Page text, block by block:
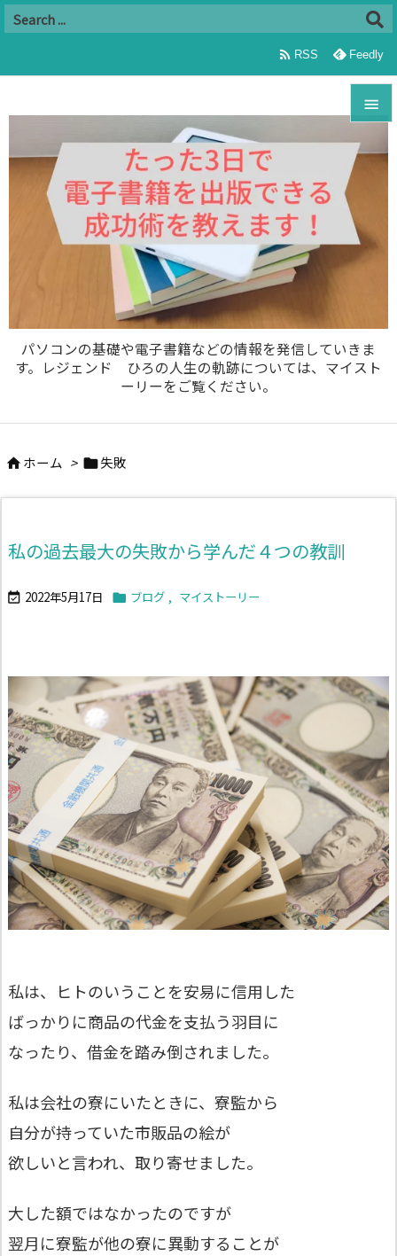
パソコンの基礎や電子書籍などの情報を発信していきま
す。レジェンド ひろの人生の軌跡については、マイスト
ーリーをご覧ください。


メニュ

前へ

検索
 RSS Feedly
 ホーム > 失敗
私の過去最大の失敗から学んだ４つの教訓
 2022年5月17日  ブログ , マイストーリー
私は、ヒトのいうことを安易に信用した
ばっかりに商品の代金を支払う羽目に
なったり、借金を踏み倒されました。
私は会社の寮にいたときに、寮監から
自分が持っていた市販品の絵が
欲しいと言われ、取り寄せました。
大した額ではなかったのですが
翌月に寮監が他の寮に異動することが